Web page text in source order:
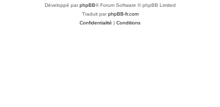
Développé parphpBB® Forum Software © phpBB Limited
Traduit parphpBB-fr.com
Confidentialité | Conditions